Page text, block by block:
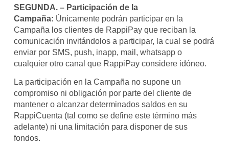
SEGUNDA. – Participación de la
Campaña: Únicamente podrán participar en la
Campaña los clientes de RappiPay que reciban la
comunicación invitándolos a participar, la cual se podrá
enviar por SMS, push, inapp, mail, whatsapp o
cualquier otro canal que RappiPay considere idóneo.
La participación en la Campaña no supone un
compromiso ni obligación por parte del cliente de
mantener o alcanzar determinados saldos en su
RappiCuenta (tal como se define este término más
adelante) ni una limitación para disponer de sus
fondos.